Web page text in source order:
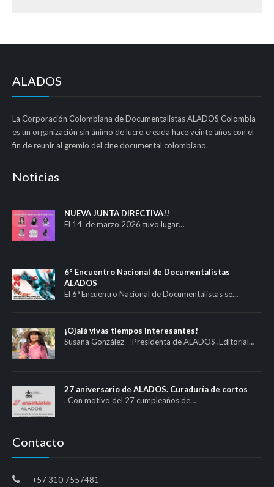
ALADOS
La Corporación Colombiana de Documentalistas ALADOS Colombia
es un organización sin ánimo de lucro creada hace veinte años con el
fin de reunir al gremio del cine documental colombiano.
Noticias
NUEVA JUNTA DIRECTIVA!!
El 14 de marzo 2026 tuvo lugar…
6º Encuentro Nacional de Documentalistas
ALADOS
El 6ª Encuentro Nacional de Documentalistas se…
¡Ojalá vivas tiempos interesantes!
Susana González – Presidenta de ALADOS .Editorial…
27 aniversario de ALADOS. Curaduría de cortos
. Con motivo del 27 cumpleaños de…
Contacto
+57 310 7557481